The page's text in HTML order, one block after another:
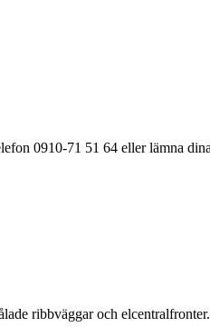
0910-71 51 64 eller lämna
ribbväggar och elcentralfronter.